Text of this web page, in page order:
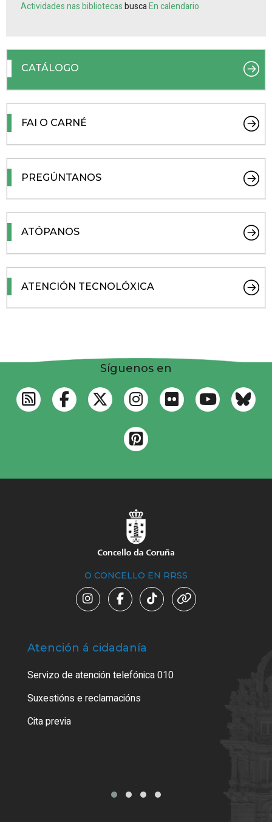
Actividades nas bibliotecasbuscaEn calendario
CATÁLOGO
FAI O CARNÉ
PREGÚNTANOS
ATÓPANOS
ATENCIÓN TECNOLÓXICA
Síguenos en
O CONCELLO EN RRSS
Atención á cidadanía
Servizo de atención telefónica 010
Suxestións e reclamacións
Cita previa